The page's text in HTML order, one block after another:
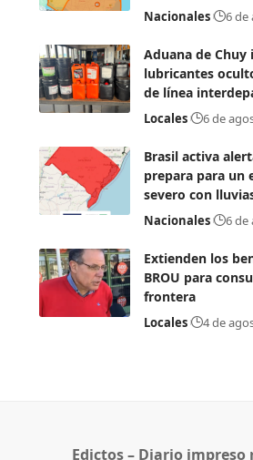
Nacionales 6 de
Aduana de Chuy
lubricantes
de línea
Locales 6 de
Brasil activa
prepara para un
severo con
Nacionales 6 de
Extienden los
BROU para
frontera
Locales 4 de
Edictos – Diario